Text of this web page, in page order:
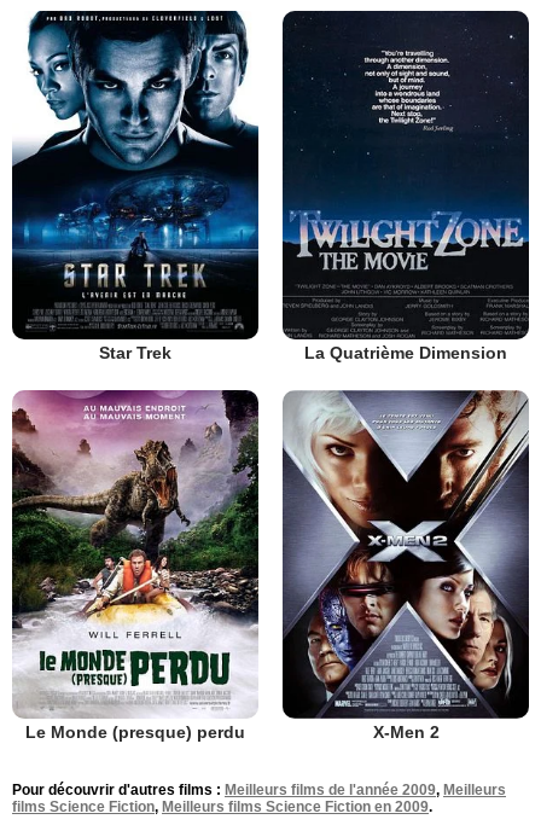
Star Trek La Quatrième Dimension
Le Monde (presque) perdu X-Men 2
Pour découvrir d'autres films : Meilleurs films de l'année 2009, Meilleurs
films Science Fiction, Meilleurs films Science Fiction en 2009.